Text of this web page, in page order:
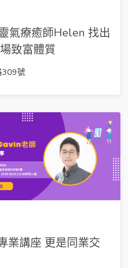
氣療癒師Helen 找出
致富體質
309號
業講座 更是同業交